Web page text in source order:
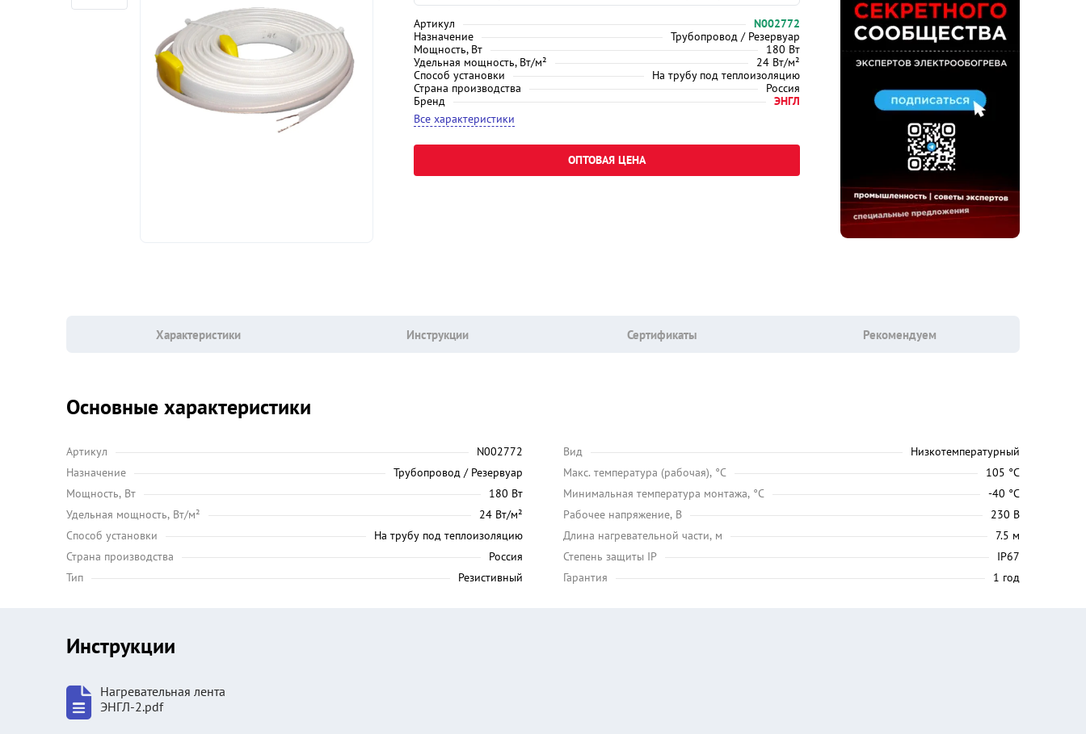
Артикул
N002772
Назначение
Трубопровод / Резервуар
Мощность, Вт
180 Вт
Удельная мощность, Вт/м²
24 Вт/м²
Способ установки
На трубу под теплоизоляцию
Страна производства
Россия
Бренд
ЭНГЛ
Все характеристики
ОПТОВАЯ ЦЕНА
Характеристики Инструкции Сертификаты Рекомендуем
Основные характеристики
Артикул
N002772
Назначение
Трубопровод / Резервуар
Мощность, Вт
180 Вт
Удельная мощность, Вт/м²
24 Вт/м²
Способ установки
На трубу под теплоизоляцию
Страна производства
Россия
Тип
Резистивный
Вид
Низкотемпературный
Maкс. температура (рабочая), °C
105 °C
Минимальная температура монтажа, °C
-40 °C
Рабочее напряжение, В
230 В
Длина нагревательной части, м
7.5 м
Степень защиты IP
IP67
Гарантия
1 год
Инструкции
Нагревательная лента
ЭНГЛ-2.pdf